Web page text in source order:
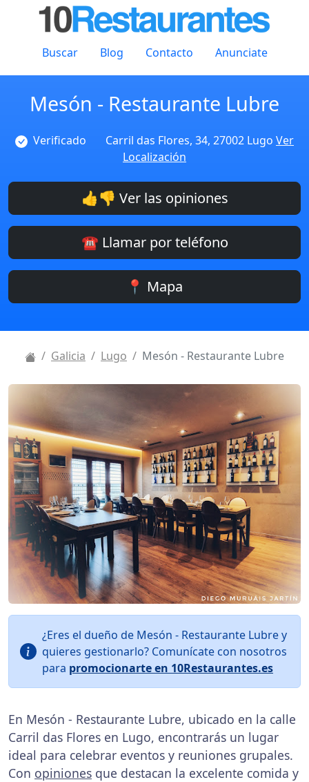
Buscar Blog Contacto Anunciate
Mesón - Restaurante Lubre
Verificado Carril das Flores, 34, 27002 Lugo Ver
Localización
👍👎 Ver las opiniones
☎️ Llamar por teléfono
📍 Mapa
Galicia Lugo Mesón - Restaurante Lubre
¿Eres el dueño de Mesón - Restaurante Lubre y
quieres gestionarlo? Comunícate con nosotros
para promocionarte en 10Restaurantes.es
En Mesón - Restaurante Lubre, ubicado en la calle
Carril das Flores en Lugo, encontrarás un lugar
ideal para celebrar eventos y reuniones grupales.
Con opiniones que destacan la excelente comida y